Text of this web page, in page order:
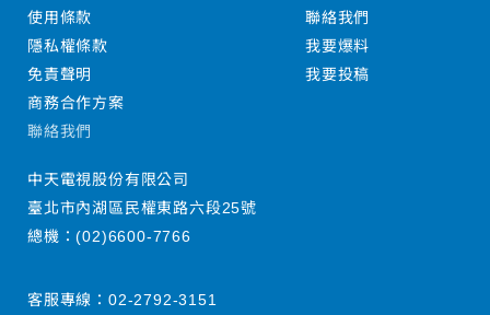
使用條款
隱私權條款
免責聲明
商務合作方案
聯絡我們
我要爆料
我要投稿
聯絡我們
中天電視股份有限公司
臺北市內湖區民權東路六段25號
總機：(02)6600-7766
客服專線： 02-2792-3151